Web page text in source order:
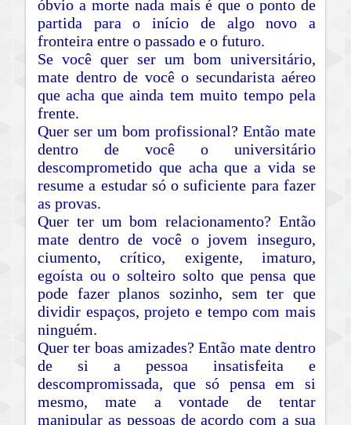
óbvio a morte nada mais é que o ponto de
partida para o início de algo novo a
fronteira entre o passado e o futuro.
Se você quer ser um bom universitário,
mate dentro de você o secundarista aéreo
que acha que ainda tem muito tempo pela
frente.
Quer ser um bom profissional? Então mate
dentro de você o universitário
descomprometido que acha que a vida se
resume a estudar só o suficiente para fazer
as provas.
Quer ter um bom relacionamento? Então
mate dentro de você o jovem inseguro,
ciumento, crítico, exigente, imaturo,
egoísta ou o solteiro solto que pensa que
pode fazer planos sozinho, sem ter que
dividir espaços, projeto e tempo com mais
ninguém.
Quer ter boas amizades? Então mate dentro
de si a pessoa insatisfeita e
descompromissada, que só pensa em si
mesmo, mate a vontade de tentar
manipular as pessoas de acordo com a sua